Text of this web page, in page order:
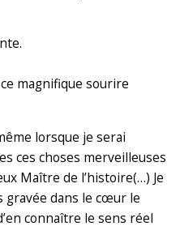
magnifique sourire
lorsque je serai
ces choses merveilleuses
Maître de l’histoire(…) Je
gravée dans le cœur le
connaître le sens réel